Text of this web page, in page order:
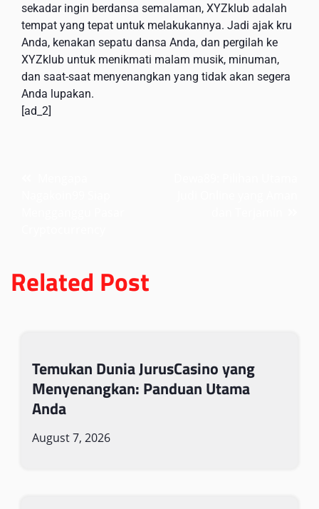
sekadar ingin berdansa semalaman, XYZklub adalah
tempat yang tepat untuk melakukannya. Jadi ajak kru
Anda, kenakan sepatu dansa Anda, dan pergilah ke
XYZklub untuk menikmati malam musik, minuman,
dan saat-saat menyenangkan yang tidak akan segera
Anda lupakan.
[ad_2]
Related Post
Temukan Dunia JurusCasino yang
Menyenangkan: Panduan Utama
Anda
August 7, 2026